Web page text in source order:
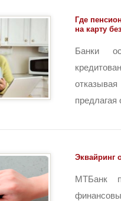
Где
на карту
Банки
предлагая
Эквайринг
МТБанк